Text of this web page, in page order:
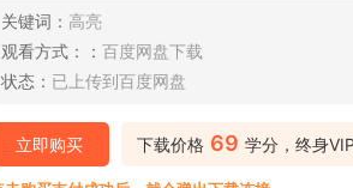
关键词： 高亮
观看方式：： 百度网盘下载
状态： 已上传到百度网盘
下载价格 69 学分，终身
立即购买